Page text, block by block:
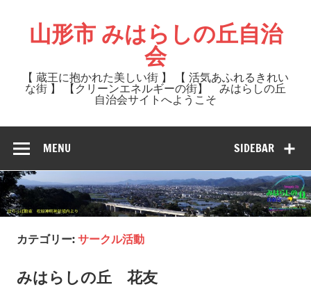
content山形市 みはらしの丘自治
会
【 蔵王に抱かれた美しい街 】 【 活気あふれるきれい
な街 】 【クリーンエネルギーの街】 みはらしの丘
自治会サイトへようこそ
SIDEBAR
MENU
カテゴリー:サークル活動
みはらしの丘 花友